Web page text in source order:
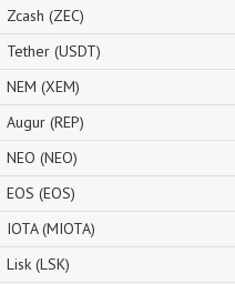
Zcash (ZEC)
Tether (USDT)
NEM (XEM)
Augur (REP)
NEO (NEO)
EOS (EOS)
IOTA (MIOTA)
Lisk (LSK)